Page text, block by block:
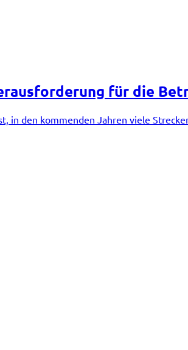
für die
in den kommenden Jahren viele